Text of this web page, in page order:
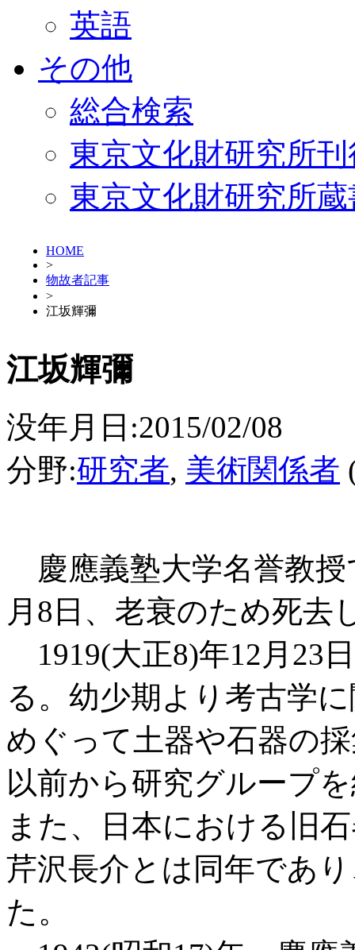
英語
その他
総合検索
東京文化財研究所
東京文化財研究所
HOME
>
物故者記事
>
江坂輝彌
江坂輝彌
没年月日:2015/02/08
分野:研究者, 美術関係者
慶應義塾大学名誉教授
月8日、老衰のため死去
1919(大正8)年12月23
る。幼少期より考古学
めぐって土器や石器の
以前から研究グループ
また、日本における旧
芹沢長介とは同年であ
た。